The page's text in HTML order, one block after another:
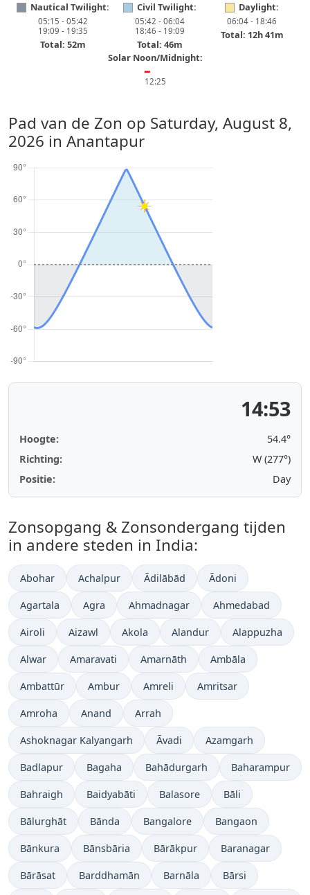
Nautical Twilight:
05:15 - 05:42
19:09 - 19:35
Total: 52m
Civil Twilight:
05:42 - 06:04
18:46 - 19:09
Total: 46m
Daylight:
06:04 - 18:46
Total: 12h 41m
Solar Noon/Midnight:
━
12:25
Pad van de Zon op Saturday, August 8,
2026 in Anantapur
14:53
Hoogte:
54.4°
Richting:
W (277°)
Positie:
Day
Zonsopgang & Zonsondergang tijden
in andere steden in India:
Abohar Achalpur Ādilābād Ādoni
Agartala Agra Ahmadnagar Ahmedabad
Airoli Aizawl Akola Alandur Alappuzha
Alwar Amaravati Amarnāth Ambāla
Ambattūr Ambur Amreli Amritsar
Amroha Anand Arrah
Ashoknagar Kalyangarh Āvadi Azamgarh
Badlapur Bagaha Bahādurgarh Baharampur
Bahraigh Baidyabāti Balasore Bāli
Bālurghāt Bānda Bangalore Bangaon
Bānkura Bānsbāria Bārākpur Baranagar
Bārāsat Barddhamān Barnāla Bārsi